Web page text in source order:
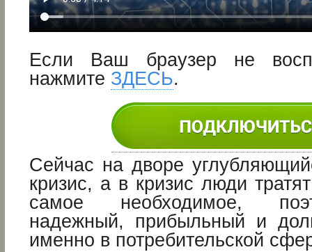
Если Ваш браузер не
нажмите ЗДЕСЬ.
Cейчас на дворе
кризис, а в кризис люди
самое необходимое,
надежный, прибыльный и
именно в потребительской